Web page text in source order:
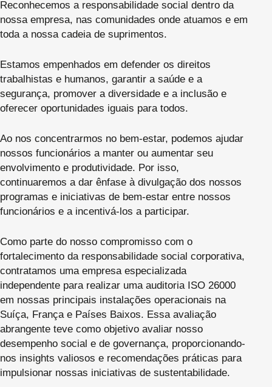
Reconhecemos a responsabilidade social dentro da
nossa empresa, nas comunidades onde atuamos e em
toda a nossa cadeia de suprimentos.
Estamos empenhados em defender os direitos
trabalhistas e humanos, garantir a saúde e a
segurança, promover a diversidade e a inclusão e
oferecer oportunidades iguais para todos.
Ao nos concentrarmos no bem-estar, podemos ajudar
nossos funcionários a manter ou aumentar seu
envolvimento e produtividade. Por isso,
continuaremos a dar ênfase à divulgação dos nossos
programas e iniciativas de bem-estar entre nossos
funcionários e a incentivá-los a participar.
Como parte do nosso compromisso com o
fortalecimento da responsabilidade social corporativa,
contratamos uma empresa especializada
independente para realizar uma auditoria ISO 26000
em nossas principais instalações operacionais na
Suíça, França e Países Baixos. Essa avaliação
abrangente teve como objetivo avaliar nosso
desempenho social e de governança, proporcionando-
nos insights valiosos e recomendações práticas para
impulsionar nossas iniciativas de sustentabilidade.